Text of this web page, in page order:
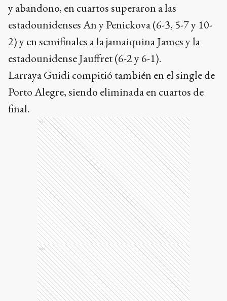
y abandono, en cuartos superaron a las
estadounidenses An y Penickova (6-3, 5-7 y 10-
2) y en semifinales a la jamaiquina James y la
estadounidense Jauffret (6-2 y 6-1).
Larraya Guidi compitió también en el single de
Porto Alegre, siendo eliminada en cuartos de
final.
Ads
Ads